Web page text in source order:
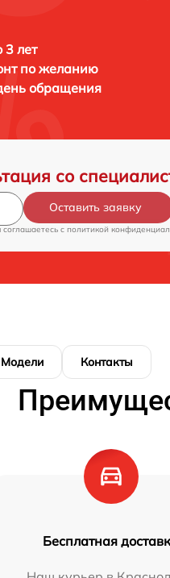
3 лет
по желанию
обращения
со
Оставить заявку
c политикой
Модели Контакты
Бесплатная